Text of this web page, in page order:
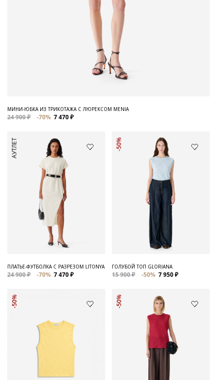
МИНИ-ЮБКА ИЗ ТРИКОТАЖА С ЛЮРЕКСОМ MENIA
24 900 ₽ -70% 7 470 ₽
АУТЛЕТ
ПЛАТЬЕ-ФУТБОЛКА С РАЗРЕЗОМ LITONYA
24 900 ₽ -70% 7 470 ₽
-50%
ГОЛУБОЙ ТОП GLORIANA
15 900 ₽ -50% 7 950 ₽
-50% -50%